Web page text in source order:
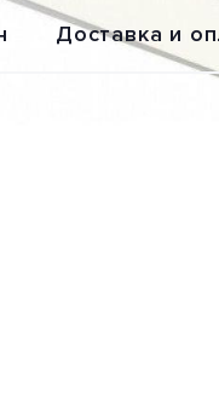
Доставка и
«PPL» от
как офис. Цвет
и форма плафона
ламп 1 шт. Мощность
3240 Люмен.
Расширенная